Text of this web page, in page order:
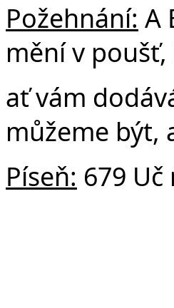
Požehnání: A
mění v
ať vám
můžeme být,
Píseň: 679